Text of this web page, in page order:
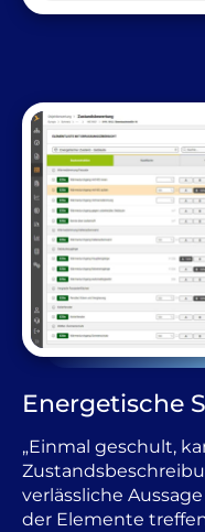
Energetische
„Einmal geschult,
verlässliche
der Elemente